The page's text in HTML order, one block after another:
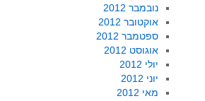
נובמבר 2012
אוקטובר 2012
ספטמבר 2012
אוגוסט 2012
יולי 2012
יוני 2012
מאי 2012